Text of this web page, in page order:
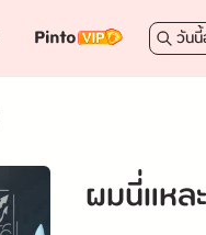
ผมนี่แหล